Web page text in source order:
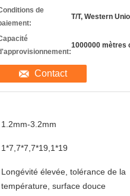
de
T/T, Western
1000000 mètres
Contact
1.2mm-3.2mm
1*7,7*7,7*19,1*19
Longévité élevée, tolérance de la
température, surface douce